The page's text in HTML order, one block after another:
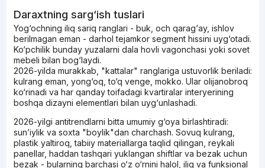
Daraxtning sarg‘ish tuslari
Yog‘ochning iliq sariq ranglari - buk, och qarag‘ay, ishlov
berilmagan eman - darhol tejamkor segment hissini uyg‘otadi.
Ko‘pchilik bunday yuzalarni dala hovli vagonchasi yoki sovet
mebeli bilan bog‘laydi.
2026-yilda murakkab, "kattalar" ranglariga ustuvorlik beriladi:
kulrang eman, yong‘oq, to‘q venge, mokko. Ular olijanobroq
ko‘rinadi va har qanday toifadagi kvartiralar interyerining
boshqa dizayni elementlari bilan uyg‘unlashadi.
2026-yilgi antitrendlarni bitta umumiy g‘oya birlashtiradi:
sun’iylik va soxta "boylik"dan charchash. Sovuq kulrang,
plastik yaltiroq, tabiiy materiallarga taqlid qilingan, reykali
panellar, haddan tashqari yuklangan shiftlar va bezak uchun
bezak - bularning barchasi o‘z o‘rnini halol, iliq va funksional